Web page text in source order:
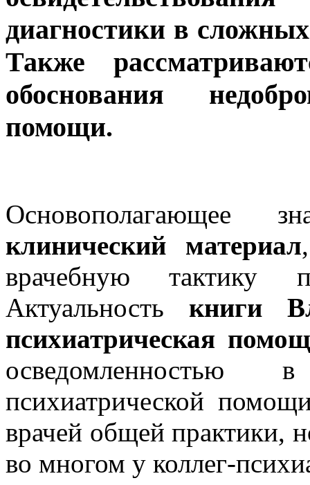
диагностики в
Также
обоснования
помощи.
Основополагающее
клинический материал
врачебную тактику
Актуальность книги
психиатрическая
осведомленностью
психиатрической
врачей общей практики,
во многом у коллег-